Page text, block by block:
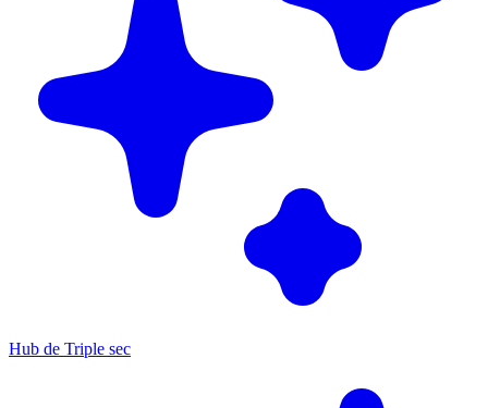
Hub de Triple sec